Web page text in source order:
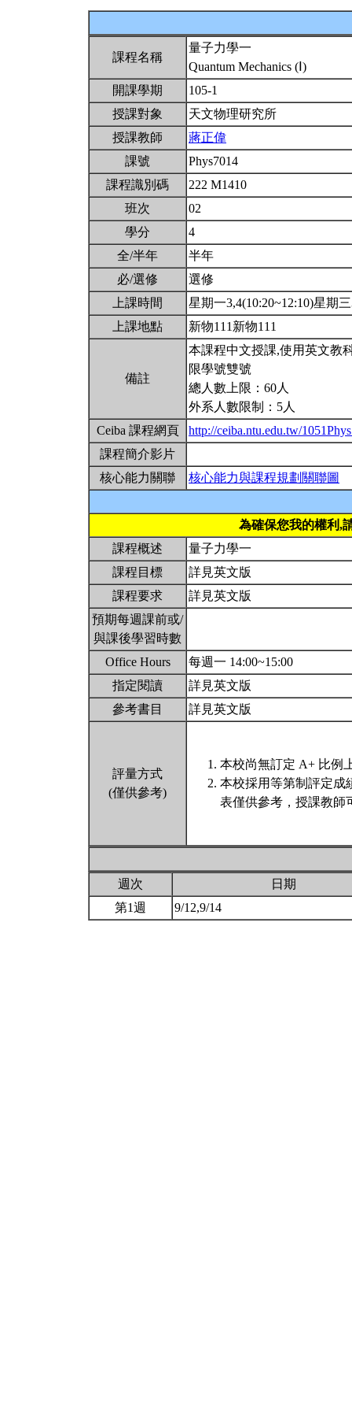
課程名稱
量子力學一
Quantum Mechanics (Ⅰ)
開課學期
105-1
授課對象
天文物理研究所
授課教師
蔣正偉
課號
Phys7014
課程識別碼
222 M1410
班次
02
學分
4
全/半年
半年
必/選修
選修
上課時間
星期一3,4(10:20~12:10)星期
上課地點
新物111新物111
備註
本課程中文授課,使用英文教
限學號雙號
總人數上限：60人
外系人數限制：5人
Ceiba 課程網頁
http://ceiba.ntu.edu.tw/
課程簡介影片
核心能力關聯
核心能力與課程規劃關聯圖
為確保您我的權利,
課程概述
量子力學一
課程目標
詳見英文版
課程要求
詳見英文版
預期每週課前或/
與課後學習時數
Office Hours
每週一 14:00~15:00
指定閱讀
詳見英文版
參考書目
詳見英文版
評量方式
(僅供參考)
本校尚無訂定 A+ 比例
本校採用等第制評定成
表僅供參考，授課教師
週次
日期
第1週
9/12,9/14